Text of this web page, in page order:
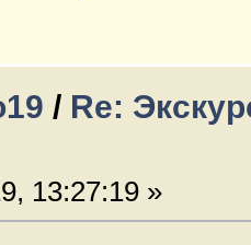
/ Re:
13:27:19 »